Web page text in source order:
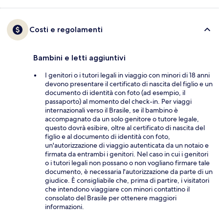
Costi e regolamenti
Bambini e letti aggiuntivi
I genitori o i tutori legali in viaggio con minori di 18 anni
devono presentare il certificato di nascita del figlio e un
documento di identità con foto (ad esempio, il
passaporto) al momento del check-in. Per viaggi
internazionali verso il Brasile, se il bambino è
accompagnato da un solo genitore o tutore legale,
questo dovrà esibire, oltre al certificato di nascita del
figlio e al documento di identità con foto,
un'autorizzazione di viaggio autenticata da un notaio e
firmata da entrambi i genitori. Nel caso in cui i genitori
o i tutori legali non possano o non vogliano firmare tale
documento, è necessaria l'autorizzazione da parte di un
giudice. È consigliabile che, prima di partire, i visitatori
che intendono viaggiare con minori contattino il
consolato del Brasile per ottenere maggiori
informazioni.